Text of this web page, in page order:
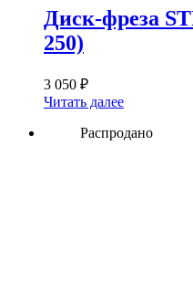
Диск-фреза
250)
3 050 ₽
Читать далее
Распродано